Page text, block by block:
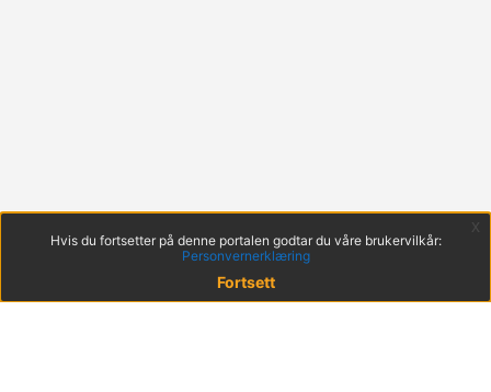
Hvis du fortsetter på denne portalen godtar du våre brukervilkår:
Personvernerklæring
Fortsett
x